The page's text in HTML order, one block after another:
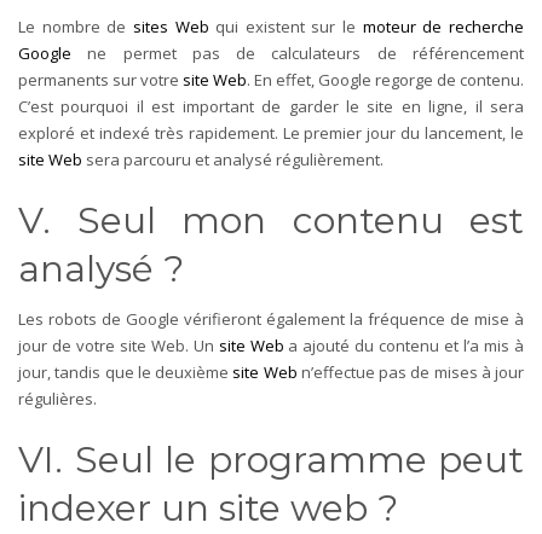
Le nombre de sites Web qui existent sur le moteur de recherche
Google ne permet pas de calculateurs de référencement
permanents sur votre site Web. En effet, Google regorge de contenu.
C’est pourquoi il est important de garder le site en ligne, il sera
exploré et indexé très rapidement. Le premier jour du lancement, le
site Web sera parcouru et analysé régulièrement.
V. Seul mon contenu est
analysé ?
Les robots de Google vérifieront également la fréquence de mise à
jour de votre site Web. Un site Web a ajouté du contenu et l’a mis à
jour, tandis que le deuxième site Web n’effectue pas de mises à jour
régulières.
VI. Seul le programme peut
indexer un site web ?